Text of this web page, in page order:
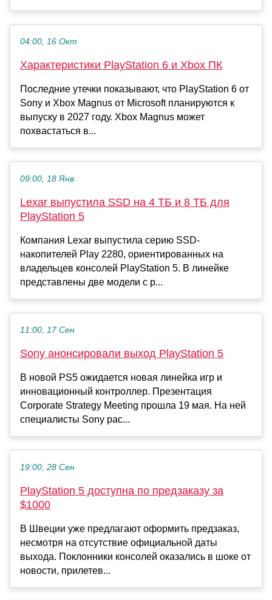
04:00, 16 Окт
Характеристики PlayStation 6 и Xbox ПК
Последние утечки показывают, что PlayStation 6 от
Sony и Xbox Magnus от Microsoft планируются к
выпуску в 2027 году. Xbox Magnus может
похвастаться в...
09:00, 18 Янв
Lexar выпустила SSD на 4 ТБ и 8 ТБ для
PlayStation 5
Компания Lexar выпустила серию SSD-
накопителей Play 2280, ориентированных на
владельцев консолей PlayStation 5. В линейке
представлены две модели с р...
11:00, 17 Сен
Sony анонсировали выход PlayStation 5
В новой PS5 ожидается новая линейка игр и
инновационный контроллер. Презентация
Corporate Strategy Meeting прошла 19 мая. На ней
специалисты Sony рас...
19:00, 28 Сен
PlayStation 5 доступна по предзаказу за
$1000
В Швеции уже предлагают оформить предзаказ,
несмотря на отсутствие официальной даты
выхода. Поклонники консолей оказались в шоке от
новости, прилетев...